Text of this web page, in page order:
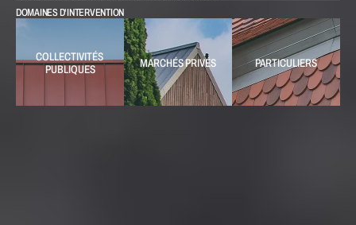
DOMAINES D'INTERVENTION
COLLECTIVITÉS
PUBLIQUES
MARCHÉS PRIVÉS PARTICULIERS